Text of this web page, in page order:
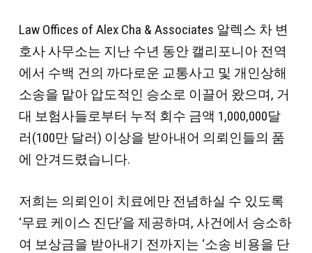
Law Offices of Alex Cha & Associates 알렉스 차 변
호사 사무소는 지난 수년 동안 캘리포니아 전역
에서 수백 건의 까다로운 교통사고 및 개인상해
소송을 맡아 압도적인 승소로 이끌어 왔으며, 거
대 보험사들로부터 누적 회수 금액 1,000,000달
러(100만 달러) 이상을 받아내어 의뢰인들의 품
에 안겨드렸습니다.
저희는 의뢰인이 치료에만 전념하실 수 있도록
‘무료 케이스 진단’을 제공하며, 사건에서 승소하
여 보상금을 받아내기 전까지는 ‘소송 비용을 단